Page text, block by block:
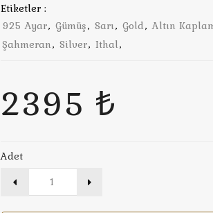
Etiketler :
925 Ayar, Gümüş, Sarı, Gold, Altın
Şahmeran, Silver, Ithal,
2395 ₺
Adet